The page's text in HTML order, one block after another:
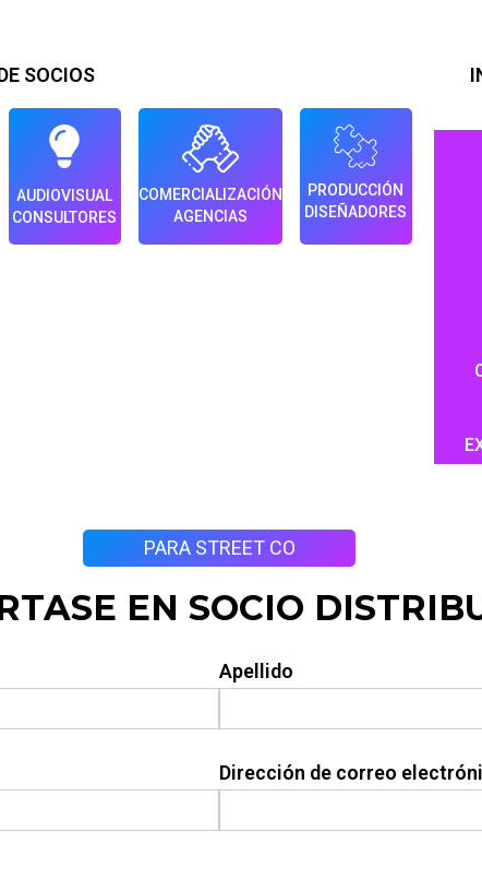
SOCIOS
AUDIOVISUAL
CONSULTORES
COMERCIALIZACIÓN
AGENCIAS
PRODUCCIÓN
DISEÑADORES
PARA STREET CO
EN SOCIO
Apellido
Dirección de correo